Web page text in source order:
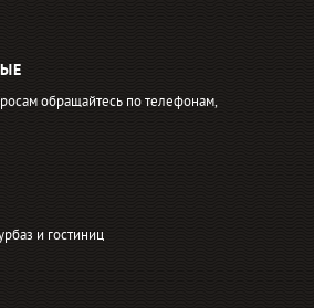
обращайтесь по телефонам,
и гостиниц